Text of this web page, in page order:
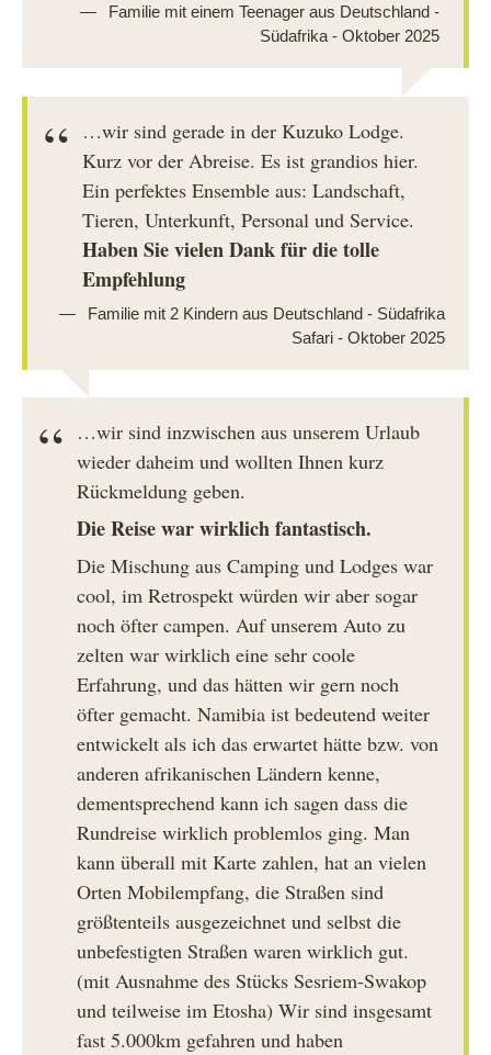
Familie mit einem Teenager aus Deutschland -
Südafrika - Oktober 2025
…wir sind gerade in der Kuzuko Lodge.
Kurz vor der Abreise. Es ist grandios hier.
Ein perfektes Ensemble aus: Landschaft,
Tieren, Unterkunft, Personal und Service.
Haben Sie vielen Dank für die tolle
Empfehlung
Familie mit 2 Kindern aus Deutschland - Südafrika
Safari - Oktober 2025
…wir sind inzwischen aus unserem Urlaub
wieder daheim und wollten Ihnen kurz
Rückmeldung geben.
Die Reise war wirklich fantastisch.
Die Mischung aus Camping und Lodges war
cool, im Retrospekt würden wir aber sogar
noch öfter campen. Auf unserem Auto zu
zelten war wirklich eine sehr coole
Erfahrung, und das hätten wir gern noch
öfter gemacht. Namibia ist bedeutend weiter
entwickelt als ich das erwartet hätte bzw. von
anderen afrikanischen Ländern kenne,
dementsprechend kann ich sagen dass die
Rundreise wirklich problemlos ging. Man
kann überall mit Karte zahlen, hat an vielen
Orten Mobilempfang, die Straßen sind
größtenteils ausgezeichnet und selbst die
unbefestigten Straßen waren wirklich gut.
(mit Ausnahme des Stücks Sesriem-Swakop
und teilweise im Etosha) Wir sind insgesamt
fast 5.000km gefahren und haben